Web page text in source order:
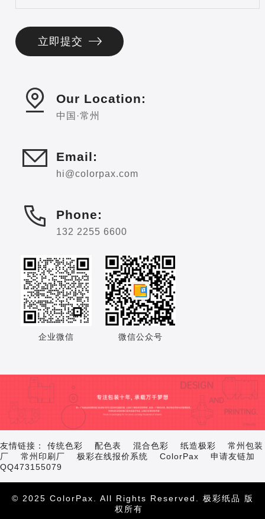
Our Location:
中国·常州
Email:
hi@colorpax.com
Phone:
132 2255 6600
企业微信 微信公众号
友情链接： 传统色彩 配色表 混合色彩 纸造极彩
常州包装
厂
常州印刷厂 极彩在线报价系统 ColorPax 申请友链加
QQ473155079
© 2025 ColorPax . All Rights Reserved. 极彩纸品
版
权所有